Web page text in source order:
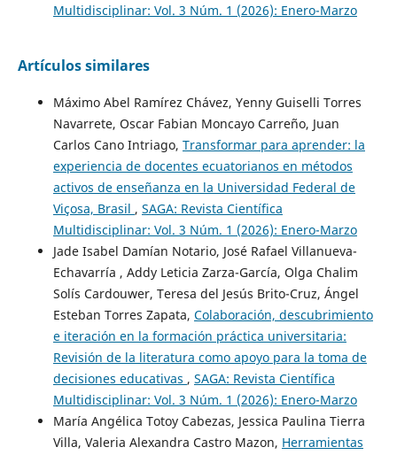
Multidisciplinar: Vol. 3 Núm. 1 (2026): Enero-Marzo
Artículos similares
Máximo Abel Ramírez Chávez, Yenny Guiselli Torres
Navarrete, Oscar Fabian Moncayo Carreño, Juan
Carlos Cano Intriago, Transformar para aprender: la
experiencia de docentes ecuatorianos en métodos
activos de enseñanza en la Universidad Federal de
Viçosa, Brasil , SAGA: Revista Científica
Multidisciplinar: Vol. 3 Núm. 1 (2026): Enero-Marzo
Jade Isabel Damían Notario, José Rafael Villanueva-
Echavarría , Addy Leticia Zarza-García, Olga Chalim
Solís Cardouwer, Teresa del Jesús Brito-Cruz, Ángel
Esteban Torres Zapata, Colaboración, descubrimiento
e iteración en la formación práctica universitaria:
Revisión de la literatura como apoyo para la toma de
decisiones educativas , SAGA: Revista Científica
Multidisciplinar: Vol. 3 Núm. 1 (2026): Enero-Marzo
María Angélica Totoy Cabezas, Jessica Paulina Tierra
Villa, Valeria Alexandra Castro Mazon, Herramientas